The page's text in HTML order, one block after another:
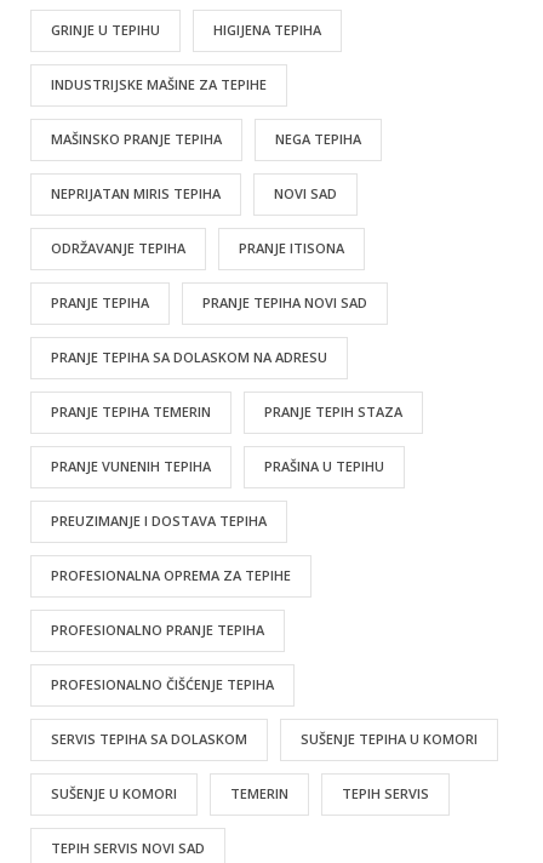
GRINJE U TEPIHU HIGIJENA TEPIHA
INDUSTRIJSKE MAŠINE ZA TEPIHE
MAŠINSKO PRANJE TEPIHA NEGA TEPIHA
NEPRIJATAN MIRIS TEPIHA NOVI SAD
ODRŽAVANJE TEPIHA PRANJE ITISONA
PRANJE TEPIHA PRANJE TEPIHA NOVI SAD
PRANJE TEPIHA SA DOLASKOM NA ADRESU
PRANJE TEPIHA TEMERIN PRANJE TEPIH STAZA
PRANJE VUNENIH TEPIHA PRAŠINA U TEPIHU
PREUZIMANJE I DOSTAVA TEPIHA
PROFESIONALNA OPREMA ZA TEPIHE
PROFESIONALNO PRANJE TEPIHA
PROFESIONALNO ČIŠĆENJE TEPIHA
SERVIS TEPIHA SA DOLASKOM SUŠENJE TEPIHA U KOMORI
SUŠENJE U KOMORI TEMERIN TEPIH SERVIS
TEPIH SERVIS NOVI SAD